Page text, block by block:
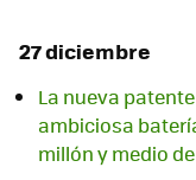
27 diciembre
La nueva
ambiciosa
millón y medio